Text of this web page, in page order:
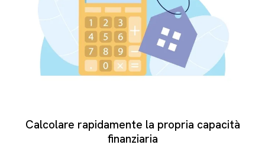
Calcolare rapidamente la propria capacità
finanziaria